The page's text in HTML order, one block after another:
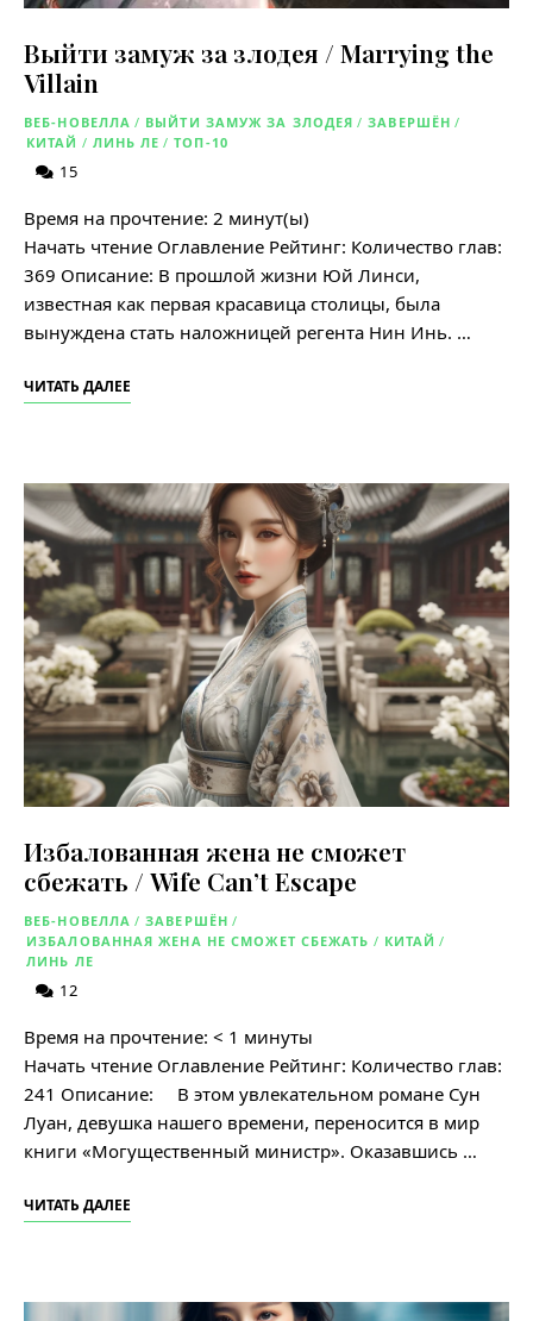
Выйти замуж за злодея / Marrying the
Villain
ВЕБ-НОВЕЛЛА / ВЫЙТИ ЗАМУЖ ЗА ЗЛОДЕЯ / ЗАВЕРШЁН /
КИТАЙ / ЛИНЬ ЛЕ / ТОП-10
15
Время на прочтение: 2 минут(ы)
Начать чтение Оглавление Рейтинг: Количество глав:
369 Описание: В прошлой жизни Юй Линси,
известная как первая красавица столицы, была
вынуждена стать наложницей регента Нин Инь. …
ЧИТАТЬ ДАЛЕЕ
Избалованная жена не сможет
сбежать / Wife Can’t Escape
ВЕБ-НОВЕЛЛА / ЗАВЕРШЁН /
ИЗБАЛОВАННАЯ ЖЕНА НЕ СМОЖЕТ СБЕЖАТЬ / КИТАЙ /
ЛИНЬ ЛЕ
12
Время на прочтение: < 1 минуты
Начать чтение Оглавление Рейтинг: Количество глав:
241 Описание: В этом увлекательном романе Сун
Луан, девушка нашего времени, переносится в мир
книги «Могущественный министр». Оказавшись …
ЧИТАТЬ ДАЛЕЕ